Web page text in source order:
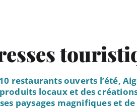
restaurants ouverts l’été,
locaux et des
paysages magnifiques et